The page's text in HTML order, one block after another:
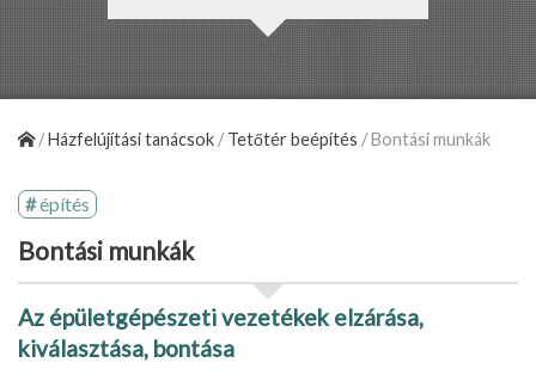
/Házfelújítási tanácsok /Tetőtér beépítés /Bontási munkák
építés
Bontási munkák
Az épületgépészeti vezetékek elzárása,
kiválasztása, bontása